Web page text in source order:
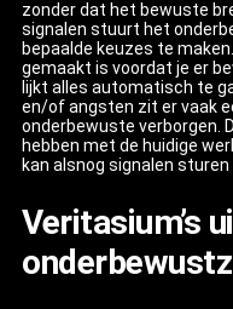
zonder dat het bewuste
signalen stuurt het
bepaalde keuzes te
gemaakt is voordat je er
lijkt alles automatisch te
en/of angsten zit er vaak
onderbewuste verborgen.
hebben met de huidige
kan alsnog signalen
Veritasium’s